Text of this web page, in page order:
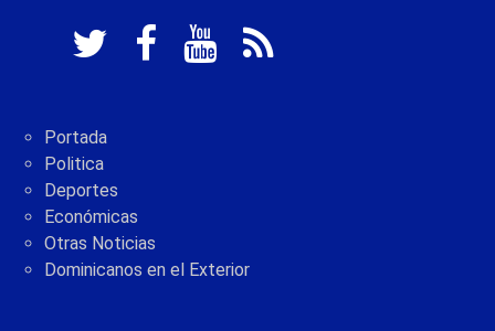
Portada
Politica
Deportes
Económicas
Otras Noticias
Dominicanos en el Exterior